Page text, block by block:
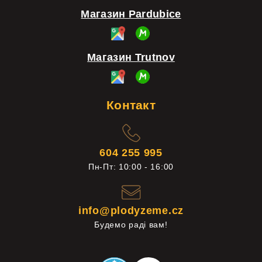
Магазин Pardubice
Магазин Trutnov
Контакт
604 255 995
Пн-Пт: 10:00 - 16:00
info@plodyzeme.cz
Будемо раді вам!